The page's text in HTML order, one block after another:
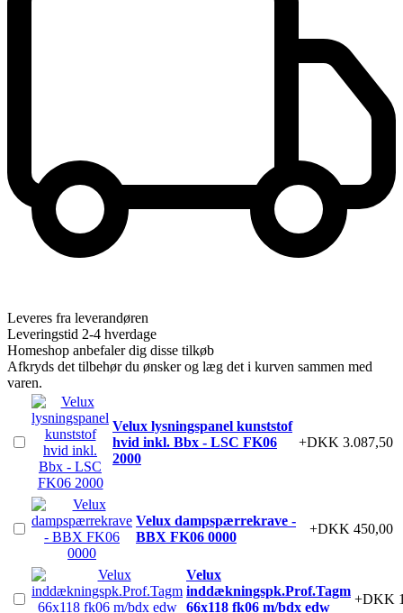
Leveres fra leverandøren
Leveringstid 2-4 hverdage
Homeshop anbefaler dig disse tilkøb
Afkryds det tilbehør du ønsker og læg det i kurven sammen med
varen.
Velux lysningspanel kunststof
hvid inkl. Bbx - LSC FK06
2000
+DKK 3.087,50
Velux dampspærrekrave -
BBX FK06 0000
+DKK 450,00
Velux
inddækningspk.Prof.Tagm
66x118 fk06 m/bdx edw
+DKK